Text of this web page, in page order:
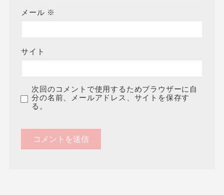
メール ※
サイト
次回のコメントで使用するためブラウザーに自
分の名前、メールアドレス、サイトを保存す
る。